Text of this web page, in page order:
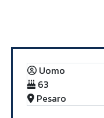
Uomo
63
Pesaro